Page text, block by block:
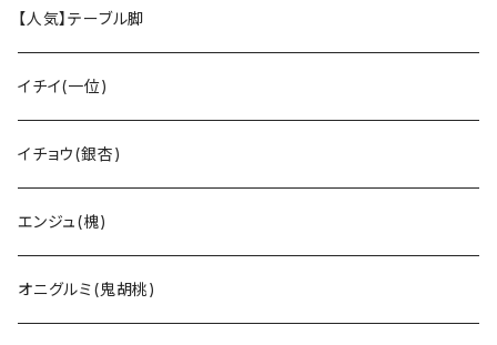
【人気】テーブル脚
イチイ(一位)
イチョウ(銀杏)
エンジュ(槐)
オニグルミ(鬼胡桃)